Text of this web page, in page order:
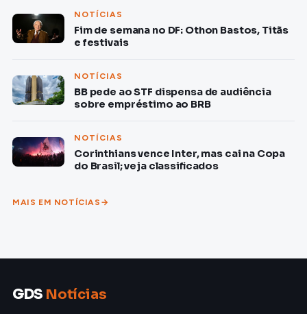
NOTÍCIAS
Fim de semana no DF: Othon Bastos, Titãs
e festivais
NOTÍCIAS
BB pede ao STF dispensa de audiência
sobre empréstimo ao BRB
NOTÍCIAS
Corinthians vence Inter, mas cai na Copa
do Brasil; veja classificados
MAIS EM NOTÍCIAS
GDS Notícias